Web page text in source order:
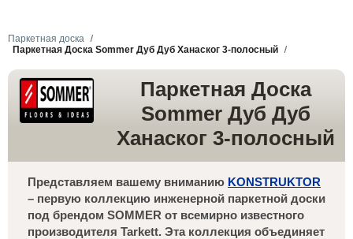
Паркетная доска
Паркетная Доска Sommer Дуб Дуб Ханаског 3-полосный
Паркетная Доска
Sommer Дуб Дуб
Ханаског 3-полосный
Представляем вашему вниманию KONSTRUKTOR
– первую коллекцию инженерной паркетной доски
под брендом SOMMER от всемирно известного
производителя Tarkett. Эта коллекция объединяет